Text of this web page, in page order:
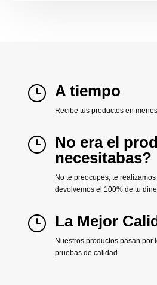
} A tiempo
Recibe tus productos en
} No era el
necesitabas?
No te preocupes, te
devolvemos el 100% de tu
} La Mejor
Nuestros productos pasan por
pruebas de calidad.